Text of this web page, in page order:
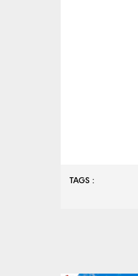
TAGS :